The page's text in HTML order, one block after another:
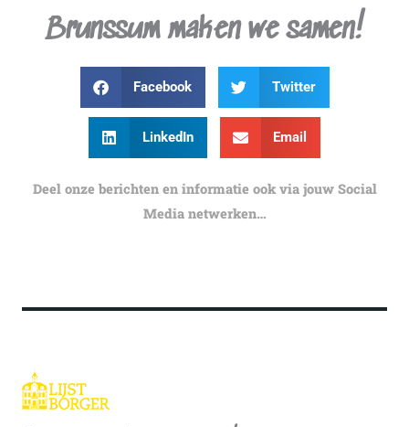
Brunssum maken we samen!
Facebook Twitter
LinkedIn Email
Deel onze berichten en informatie ook via jouw Social
Media netwerken…